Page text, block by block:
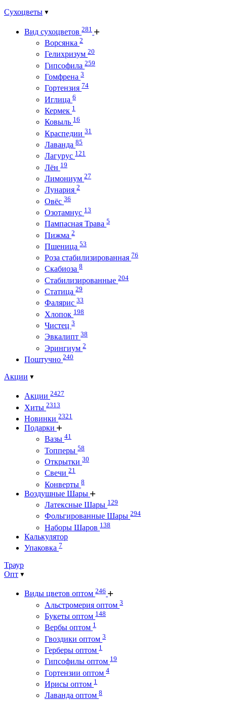
Сухоцветы
Вид сухоцветов 281
Ворсянка 2
Гелихризум 20
Гипсофила 259
Гомфрена 3
Гортензия 74
Иглица 6
Кермек 1
Ковыль 16
Краспедии 31
Лаванда 85
Лагурус 121
Лён 19
Лимониум 27
Лунария 2
Овёс 36
Озотамнус 13
Пампасная Трава 5
Пижма 2
Пшеница 53
Роза стабилизированная 76
Скабиоза 8
Стабилизированные 204
Статица 29
Фалярис 33
Хлопок 198
Чистец 3
Эвкалипт 38
Эрингиум 2
Поштучно 240
Акции
Акции 2427
Хиты 2313
Новинки 2321
Подарки
Вазы 41
Топперы 58
Открытки 30
Свечи 21
Конверты 8
Воздушные Шары
Латексные Шары 129
Фольгированные Шары 294
Наборы Шаров 138
Калькулятор
Упаковка 7
Траур
Опт
Виды цветов оптом 246
Альстромерия оптом 3
Букеты оптом 148
Вербы оптом 1
Гвоздики оптом 3
Герберы оптом 1
Гипсофилы оптом 19
Гортензии оптом 4
Ирисы оптом 1
Лаванда оптом 8